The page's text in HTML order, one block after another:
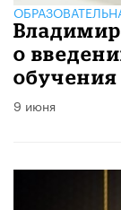
о
обучения
9 июня